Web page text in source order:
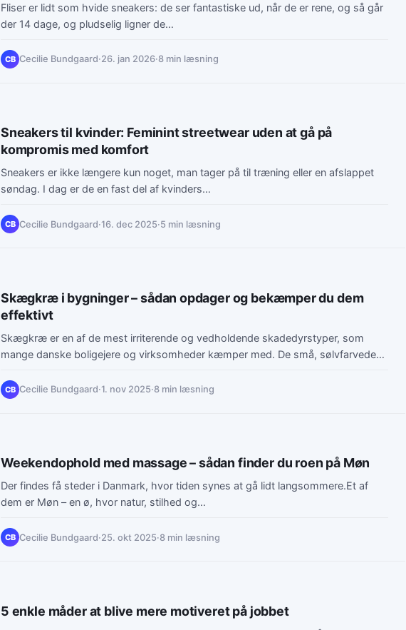
Fliser er lidt som hvide sneakers: de ser fantastiske ud, når de er rene, og så går
der 14 dage, og pludselig ligner de…
CB Cecilie Bundgaard·26. jan 2026·8 min læsning
Sneakers til kvinder: Feminint streetwear uden at gå på
kompromis med komfort
Sneakers er ikke længere kun noget, man tager på til træning eller en afslappet
søndag. I dag er de en fast del af kvinders…
CB Cecilie Bundgaard·16. dec 2025·5 min læsning
Skægkræ i bygninger – sådan opdager og bekæmper du dem
effektivt
Skægkræ er en af de mest irriterende og vedholdende skadedyrstyper, som
mange danske boligejere og virksomheder kæmper med. De små, sølvfarvede
CB Cecilie Bundgaard·1. nov 2025·8 min læsning
Weekendophold med massage – sådan finder du roen på Møn
Der findes få steder i Danmark, hvor tiden synes at gå lidt langsommere.Et af
dem er Møn – en ø, hvor natur, stilhed og…
CB Cecilie Bundgaard·25. okt 2025·8 min læsning
5 enkle måder at blive mere motiveret på jobbet